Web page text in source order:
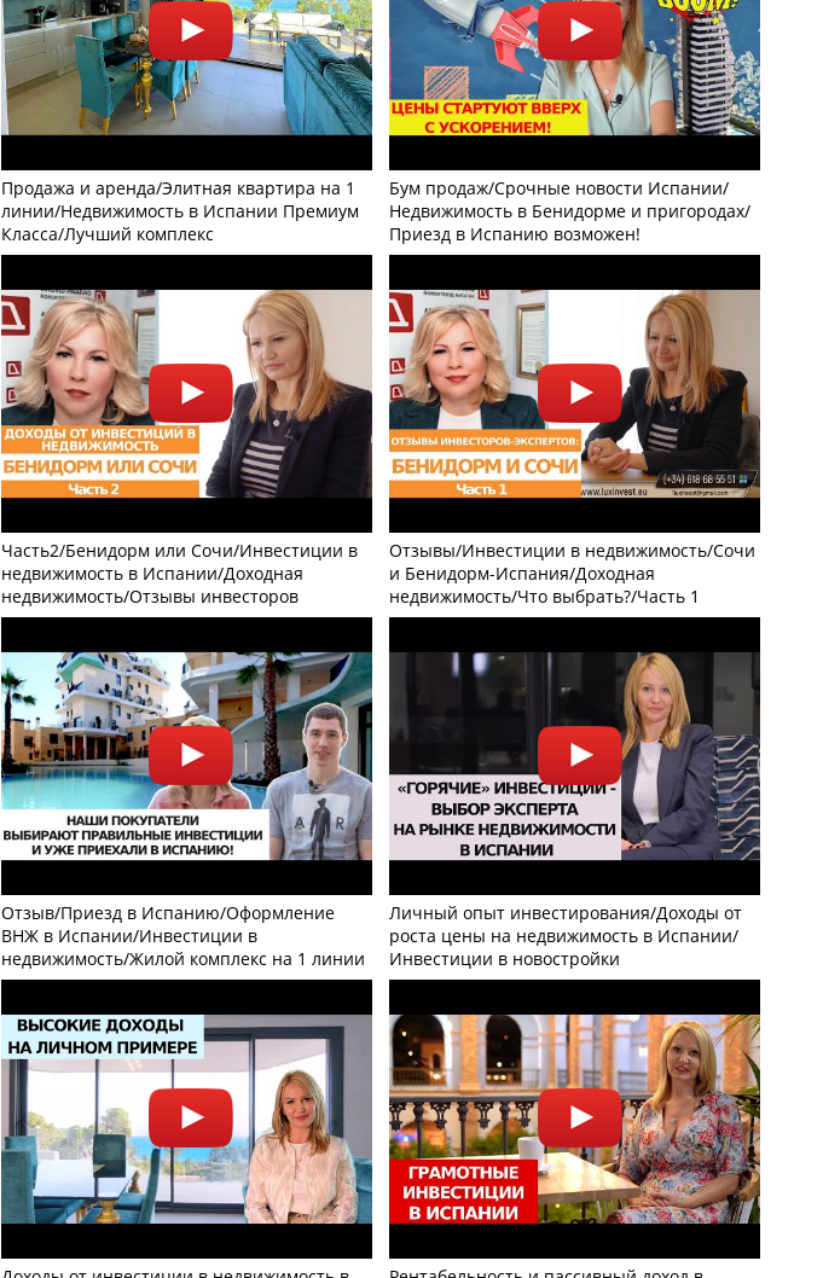
Продажа и аренда/Элитная квартира на 1
линии/Недвижимость в Испании Премиум
Класса/Лучший комплекс
Бум продаж/Срочные новости Испании/
Недвижимость в Бенидорме и пригородах/
Приезд в Испанию возможен!
Часть2/Бенидорм или Сочи/Инвестиции в
недвижимость в Испании/Доходная
недвижимость/Отзывы инвесторов
Отзывы/Инвестиции в недвижимость/Сочи
и Бенидорм-Испания/Доходная
недвижимость/Что выбрать?/Часть 1
Отзыв/Приезд в Испанию/Оформление
ВНЖ в Испании/Инвестиции в
недвижимость/Жилой комплекс на 1 линии
Личный опыт инвестирования/Доходы от
роста цены на недвижимость в Испании/
Инвестиции в новостройки